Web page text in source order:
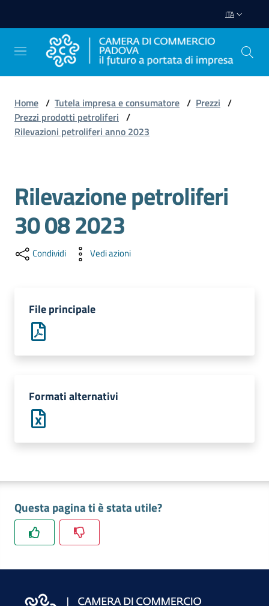
ITA
Avviare
Impresa
Gestire
Impresa
Promuovere
Impresa
Tutelare
Impresa
Impresa
Digitale
Camera
Home / Tutela impresa e consumatore / Prezzi /
Prezzi prodotti petroliferi /
Rilevazioni petroliferi anno 2023
Rilevazione petroliferi
30 08 2023
Condividi Vedi azioni
File principale
Formati alternativi
Questa pagina ti è stata utile?